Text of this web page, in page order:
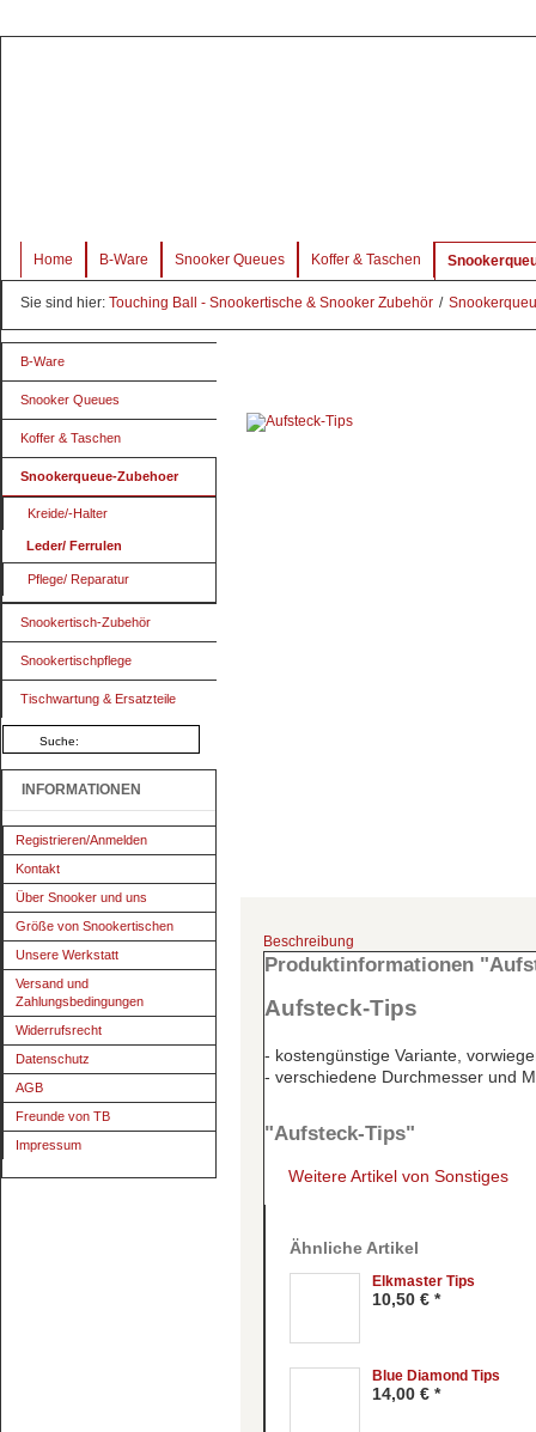
Home B-Ware Snooker Queues Koffer & Taschen
Sie sind hier: Touching Ball - Snookertische & Snooker Zubehör /
B-Ware
Snooker Queues
Koffer & Taschen
Snookerqueue-Zubehoer
Kreide/-Halter
Leder/ Ferrulen
Pflege/ Reparatur
Snookertisch-Zubehör
Snookertischpflege
Tischwartung & Ersatzteile
INFORMATIONEN
Registrieren/Anmelden
Kontakt
Über Snooker und uns
Größe von Snookertischen
Unsere Werkstatt
Versand und
Zahlungsbedingungen
Widerrufsrecht
Datenschutz
AGB
Freunde von TB
Impressum
Beschreibung
Produktinformationen
Aufsteck-Tips
- kostengünstige Variante,
- verschiedene Durchmesser und
"Aufsteck-Tips"
Weitere Artikel von Sonstiges
Ähnliche Artikel
Elkmaster Tips
10,50 € *
Blue Diamond Tips
14,00 € *